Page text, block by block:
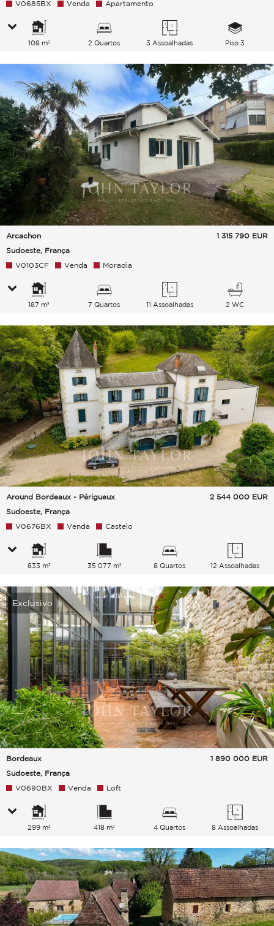
V0685BX Venda Apartamento
108 m² 2 Quartos 3 Assoalhadas Piso 3
Arcachon
Sudoeste, França
1 315 790 EUR
V0103CF Venda Moradia
187 m² 7 Quartos 11 Assoalhadas 2 WC
Around Bordeaux - Périgueux
Sudoeste, França
2 544 000 EUR
V0676BX Venda Castelo
833 m² 35 077 m² 8 Quartos 12 Assoalhadas
Exclusivo
Bordeaux
Sudoeste, França
1 890 000 EUR
V0690BX Venda Loft
299 m² 418 m² 4 Quartos 8 Assoalhadas